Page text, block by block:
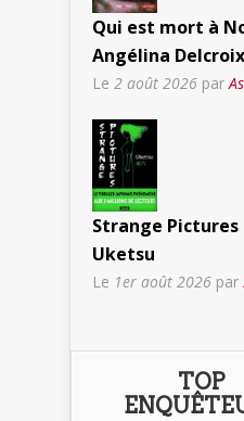
Qui est mort à
Angélina Delcroix
Le 2 août 2026 par
Strange Pictures
Uketsu
Le 1er août 2026 par
TOP